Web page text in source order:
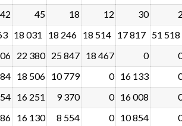
42 45 18 12 30 2
18 031 18 246 18 514 17 817 51 518
22 380 25 847 18 467 0
18 506 10 779 0 16 133
16 251 9 370 0 16 008
16 130 8 554 0 10 854